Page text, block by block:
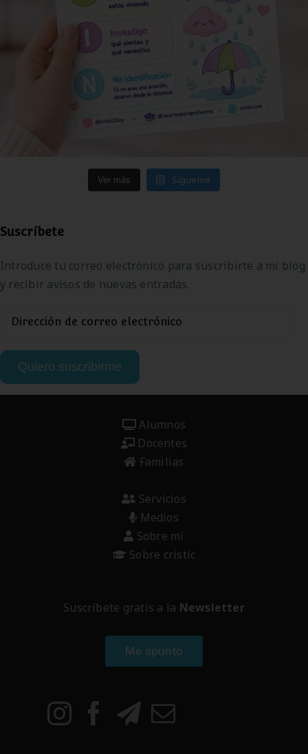
Ver más Sígueme
Suscríbete
Introduce tu correo electrónico para suscribirte a mi blog
y recibir avisos de nuevas entradas.
Dirección
correo
electrónico
Quiero suscribirme
Alumnos
Docentes
Familias
Servicios
Medios
Sobre mí
Sobre cristic
Suscríbete gratis a la Newsletter
Me apunto